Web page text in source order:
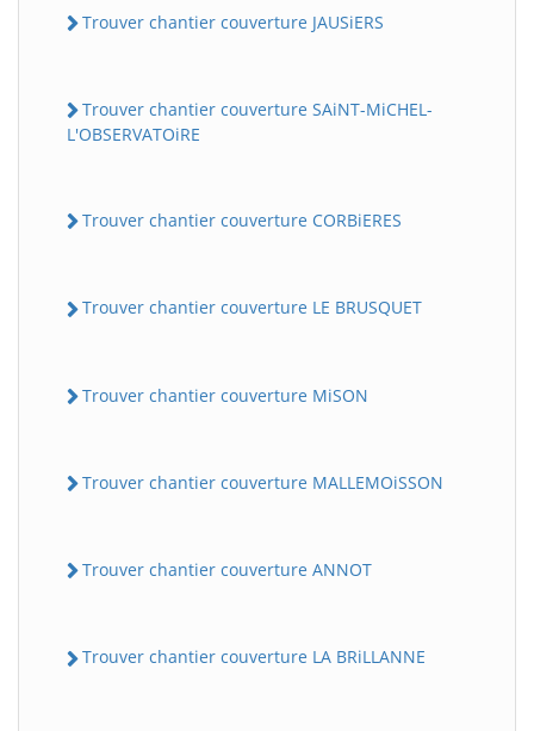
Trouver chantier couverture JAUSiERS
Trouver chantier couverture SAiNT-MiCHEL-
L'OBSERVATOiRE
Trouver chantier couverture CORBiERES
Trouver chantier couverture LE BRUSQUET
Trouver chantier couverture MiSON
Trouver chantier couverture MALLEMOiSSON
Trouver chantier couverture ANNOT
Trouver chantier couverture LA BRiLLANNE